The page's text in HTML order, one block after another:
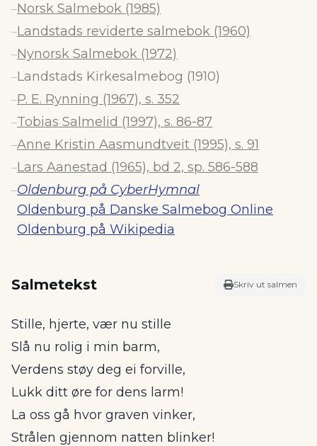
–Norsk Salmebok (1985)
–Landstads reviderte salmebok (1960)
–Nynorsk Salmebok (1972)
–Landstads Kirkesalmebog (1910)
–P. E. Rynning (1967), s. 352
–Tobias Salmelid (1997), s. 86-87
–Anne Kristin Aasmundtveit (1995), s. 91
–Lars Aanestad (1965), bd 2, sp. 586-588
–Oldenburg på CyberHymnal
Oldenburg på Danske Salmebog Online
Oldenburg på Wikipedia
Salmetekst Skriv ut salmen
Stille, hjerte, vær nu stille
Slå nu rolig i min barm,
Verdens støy deg ei forville,
Lukk ditt øre for dens larm!
La oss gå hvor graven vinker,
Strålen gjennom natten blinker!